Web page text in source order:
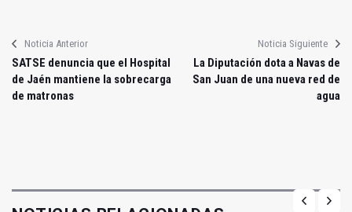
Noticia Anterior
SATSE denuncia que el Hospital
de Jaén mantiene la sobrecarga
de matronas
Noticia Siguiente
La Diputación dota a Navas de
San Juan de una nueva red de
agua